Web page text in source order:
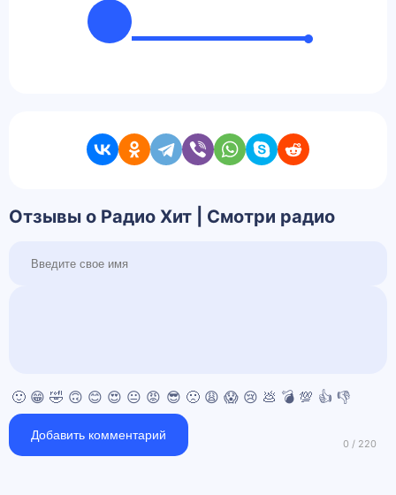
Отзывы о Радио Хит | Смотри радио
🙂 😁 🤣 🙃 😊 😍 😐 😡 😎 🙁 😩 😱 😢 💩 💣 💯 👍 👎
Добавить комментарий